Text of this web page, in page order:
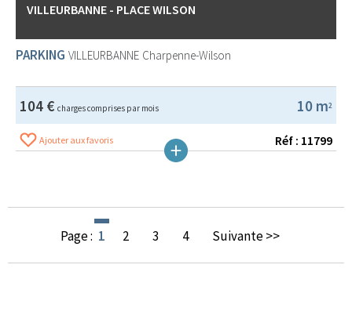
VILLEURBANNE - PLACE WILSON
PARKING VILLEURBANNE Charpenne-Wilson
10 m2
104 € charges comprises par mois
Ajouter aux favoris Réf : 11799
Page : 1 2 3 4 Suivante >>